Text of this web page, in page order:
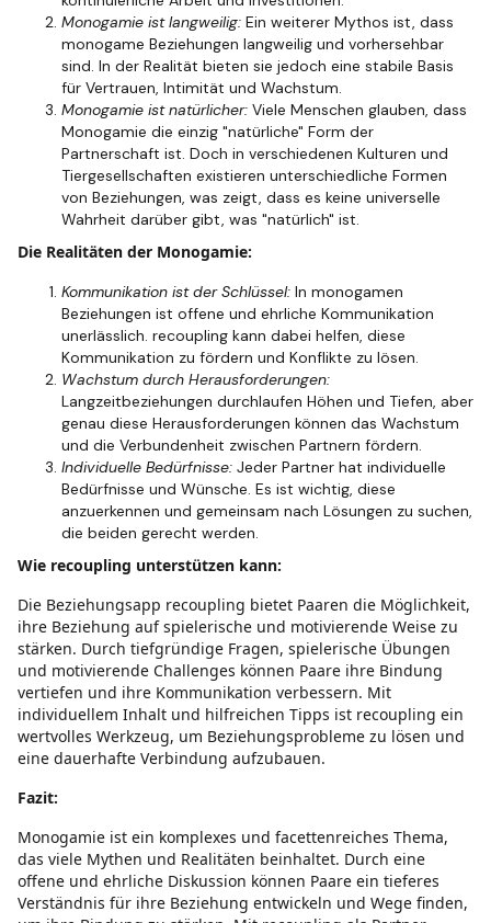
Monogamie ist langweilig: Ein weiterer Mythos ist, dass
monogame Beziehungen langweilig und vorhersehbar
sind. In der Realität bieten sie jedoch eine stabile Basis
für Vertrauen, Intimität und Wachstum.
Monogamie ist natürlicher: Viele Menschen glauben, dass
Monogamie die einzig "natürliche" Form der
Partnerschaft ist. Doch in verschiedenen Kulturen und
Tiergesellschaften existieren unterschiedliche Formen
von Beziehungen, was zeigt, dass es keine universelle
Wahrheit darüber gibt, was "natürlich" ist.
Die Realitäten der Monogamie:
Kommunikation ist der Schlüssel: In monogamen
Beziehungen ist offene und ehrliche Kommunikation
unerlässlich. recoupling kann dabei helfen, diese
Kommunikation zu fördern und Konflikte zu lösen.
Wachstum durch Herausforderungen:
Langzeitbeziehungen durchlaufen Höhen und Tiefen, aber
genau diese Herausforderungen können das Wachstum
und die Verbundenheit zwischen Partnern fördern.
Individuelle Bedürfnisse: Jeder Partner hat individuelle
Bedürfnisse und Wünsche. Es ist wichtig, diese
anzuerkennen und gemeinsam nach Lösungen zu suchen,
die beiden gerecht werden.
Wie recoupling unterstützen kann:
Die Beziehungsapp recoupling bietet Paaren die Möglichkeit,
ihre Beziehung auf spielerische und motivierende Weise zu
stärken. Durch tiefgründige Fragen, spielerische Übungen
und motivierende Challenges können Paare ihre Bindung
vertiefen und ihre Kommunikation verbessern. Mit
individuellem Inhalt und hilfreichen Tipps ist recoupling ein
wertvolles Werkzeug, um Beziehungsprobleme zu lösen und
eine dauerhafte Verbindung aufzubauen.
Fazit:
Monogamie ist ein komplexes und facettenreiches Thema,
das viele Mythen und Realitäten beinhaltet. Durch eine
offene und ehrliche Diskussion können Paare ein tieferes
Verständnis für ihre Beziehung entwickeln und Wege finden,